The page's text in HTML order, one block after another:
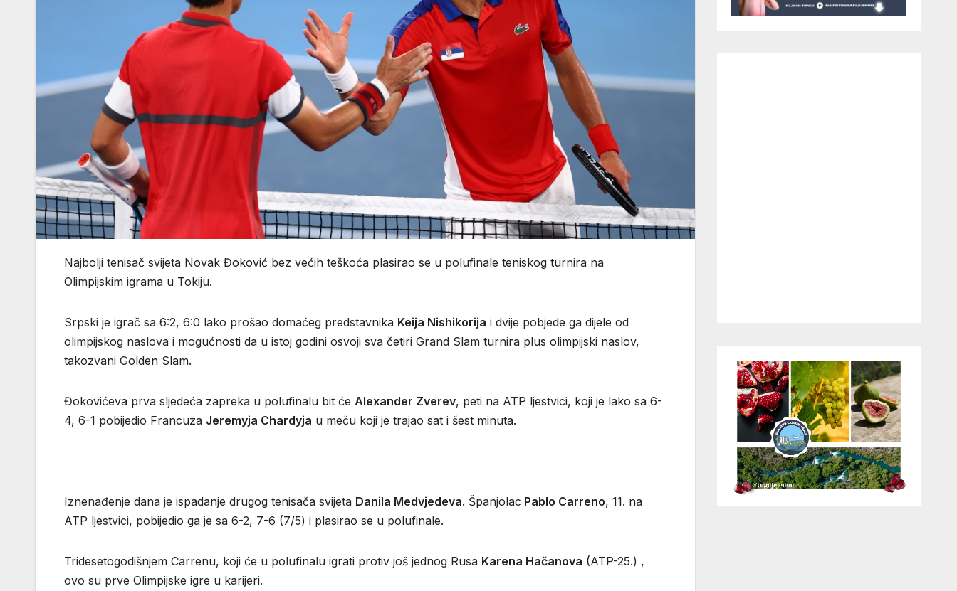
Najbolji tenisač svijeta Novak Đoković bez većih teškoća plasirao se u polufinale teniskog turnira na
Olimpijskim igrama u Tokiju.
Srpski je igrač sa 6:2, 6:0 lako prošao domaćeg predstavnika Keija Nishikorija i dvije pobjede ga dijele od
olimpijskog naslova i mogućnosti da u istoj godini osvoji sva četiri Grand Slam turnira plus olimpijski naslov,
takozvani Golden Slam.
Đokovićeva prva sljedeća zapreka u polufinalu bit će Alexander Zverev, peti na ATP ljestvici, koji je lako sa 6-
4, 6-1 pobijedio Francuza Jeremyja Chardyja u meču koji je trajao sat i šest minuta.
Iznenađenje dana je ispadanje drugog tenisača svijeta Danila Medvjedeva. Španjolac Pablo Carreno, 11. na
ATP ljestvici, pobijedio ga je sa 6-2, 7-6 (7/5) i plasirao se u polufinale.
Tridesetogodišnjem Carrenu, koji će u polufinalu igrati protiv još jednog Rusa Karena Hačanova (ATP-25.) ,
ovo su prve Olimpijske igre u karijeri.